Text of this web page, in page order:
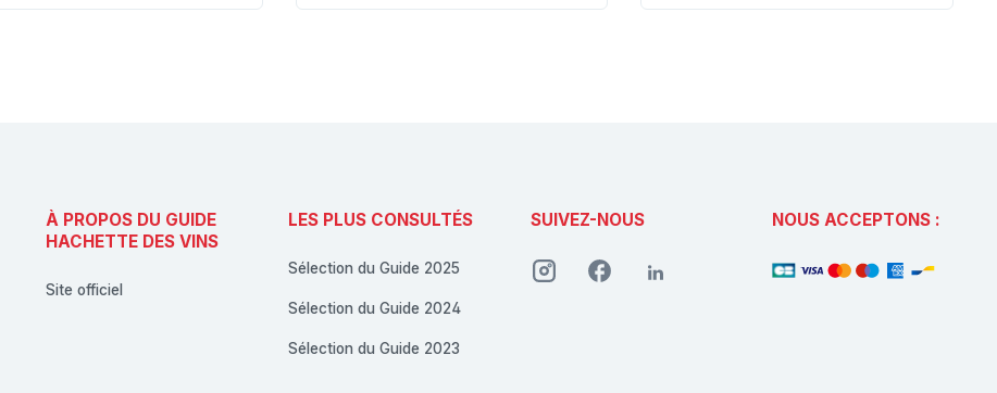
À PROPOS DU GUIDE
HACHETTE DES VINS
Site officiel
LES PLUS CONSULTÉS
Sélection du Guide 2025
Sélection du Guide 2024
Sélection du Guide 2023
SUIVEZ-NOUS NOUS ACCEPTONS :